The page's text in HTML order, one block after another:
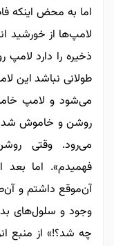
اما به‌ محض اینکه
لامپ‌ها از خورشید
ذخیره را دارد
طولانی نباشد این
می‌شود و لامپ
روشن و خاموش شدن
می‌رود. وقتی
فهمیدم». اما
آنموقع داشتم و آن
وجود و سلول‌های
چه شد؟!» از منبع